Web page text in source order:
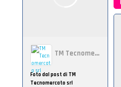
TM Tecnomercato srl
Foto dal post di TM
Tecnomercato srl